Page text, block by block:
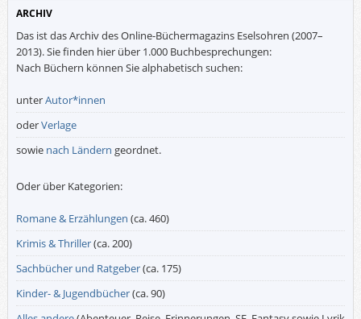
ARCHIV
Das ist das Archiv des Online-Büchermagazins Eselsohren (2007–
2013). Sie finden hier über 1.000 Buchbesprechungen:
Nach Büchern können Sie alphabetisch suchen:
unterAutor*innen
oderVerlage
sowie nach Ländern geordnet.
Oder über Kategorien:
Romane & Erzählungen (ca. 460)
Krimis & Thriller(ca. 200)
Sachbücher und Ratgeber(ca. 175)
Kinder- & Jugendbücher(ca. 90)